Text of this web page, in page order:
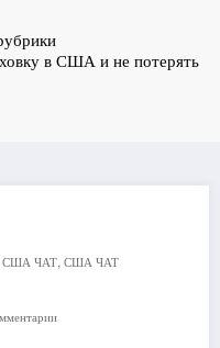
в США и не потерять
США ЧАТ, США ЧАТ